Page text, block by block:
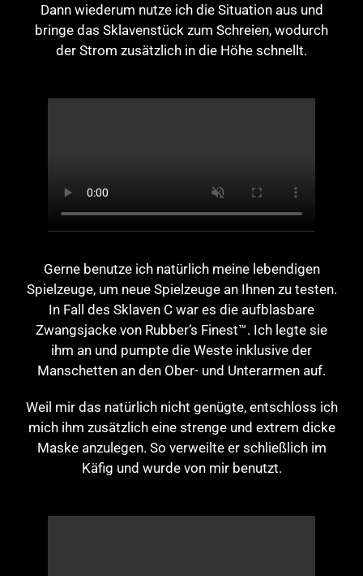
Dann wiederum nutze ich die Situation aus und
bringe das Sklavenstück zum Schreien, wodurch
der Strom zusätzlich in die Höhe schnellt.
Gerne benutze ich natürlich meine lebendigen
Spielzeuge, um neue Spielzeuge an Ihnen zu testen.
In Fall des Sklaven C war es die aufblasbare
Zwangsjacke von Rubber‘s Finest™. Ich legte sie
ihm an und pumpte die Weste inklusive der
Manschetten an den Ober- und Unterarmen auf.
Weil mir das natürlich nicht genügte, entschloss ich
mich ihm zusätzlich eine strenge und extrem dicke
Maske anzulegen. So verweilte er schließlich im
Käfig und wurde von mir benutzt.